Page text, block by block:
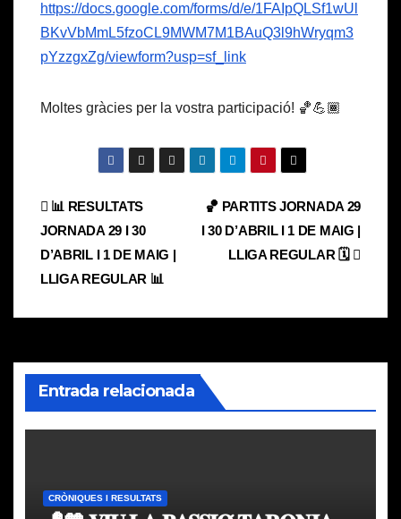
https://docs.google.com/forms/d/e/1FAIpQLSf1wUl
BKvVbMmL5fzoCL9MWM7M1BAuQ3l9hWryqm3
pYzzgxZg/viewform?usp=sf_link
Moltes gràcies per la vostra participació! 🏀💪🏾
Navegación
de
entradas
🏀 PARTITS JORNADA 29
I 30 D’ABRIL I 1 DE MAIG |
LLIGA REGULAR 🗓
📊 RESULTATS
JORNADA 29 I 30
D’ABRIL I 1 DE MAIG |
LLIGA REGULAR 📊
Entrada relacionada
CRÒNIQUES I RESULTATS